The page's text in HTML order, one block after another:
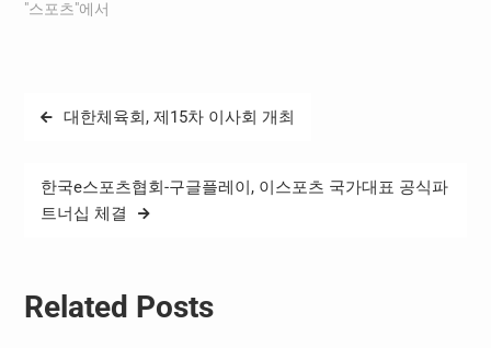
"스포츠"에서
글
색
대한체육회, 제15차 이사회 개최
한국e스포츠협회-구글플레이, 이스포츠 국가대표 공식파
트너십 체결
Related Posts